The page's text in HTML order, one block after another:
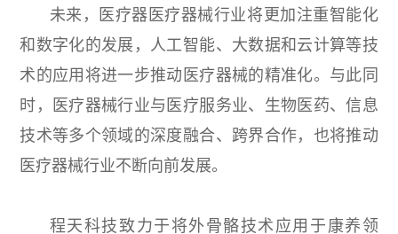
未来，医疗器医疗器械行业将更加注重智能化
和数字化的发展，人工智能、大数据和云计算等技
术的应用将进一步推动医疗器械的精准化。与此同
时，医疗器械行业与医疗服务业、生物医药、信息
技术等多个领域的深度融合、跨界合作，也将推动
医疗器械行业不断向前发展。
程天科技致力于将外骨骼技术应用于康养领